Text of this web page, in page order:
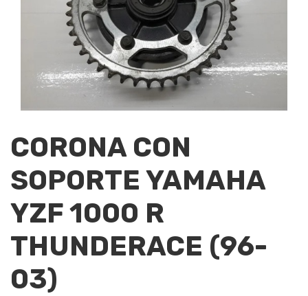
CORONA CON
SOPORTE YAMAHA
YZF 1000 R
THUNDERACE (96-
03)